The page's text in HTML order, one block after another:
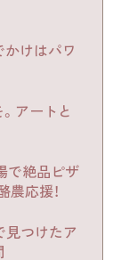
かけはパワ
アートと
で絶品ピザ
農応援！
見つけたア